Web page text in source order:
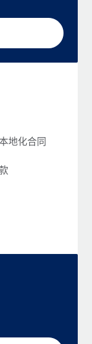
地化合同